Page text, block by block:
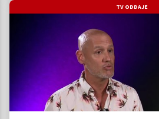
TV ODDAJE